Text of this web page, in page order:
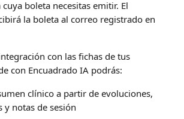
boleta necesitas emitir. El
la boleta al correo registrado en
con las fichas de tus
con Encuadrado IA podrás:
clínico a partir de evoluciones,
y notas de sesión